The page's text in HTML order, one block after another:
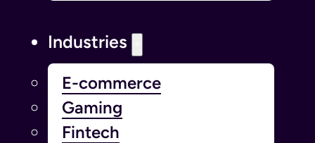
Industries
E-commerce
Gaming
Fintech